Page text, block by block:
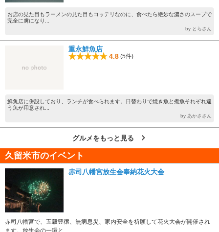
お店の見た目もラーメンの見た目もコッテリなのに、食べたら絶妙な濃さのスープで
完全に虜になり...
by とらさん
重永鮮魚店
4.8 (5件)
鮮魚店に併設しており、ランチが食べられます。日替わりで焼き魚と煮魚それぞれ違
う魚が用意され...
by あかささん
グルメをもっと見る
久留米市のイベント
赤司八幡宮放生会奉納花火大会
赤司八幡宮で、五穀豊穣、無病息災、家内安全を祈願して花火大会が開催され
ます。放生会の一環と...